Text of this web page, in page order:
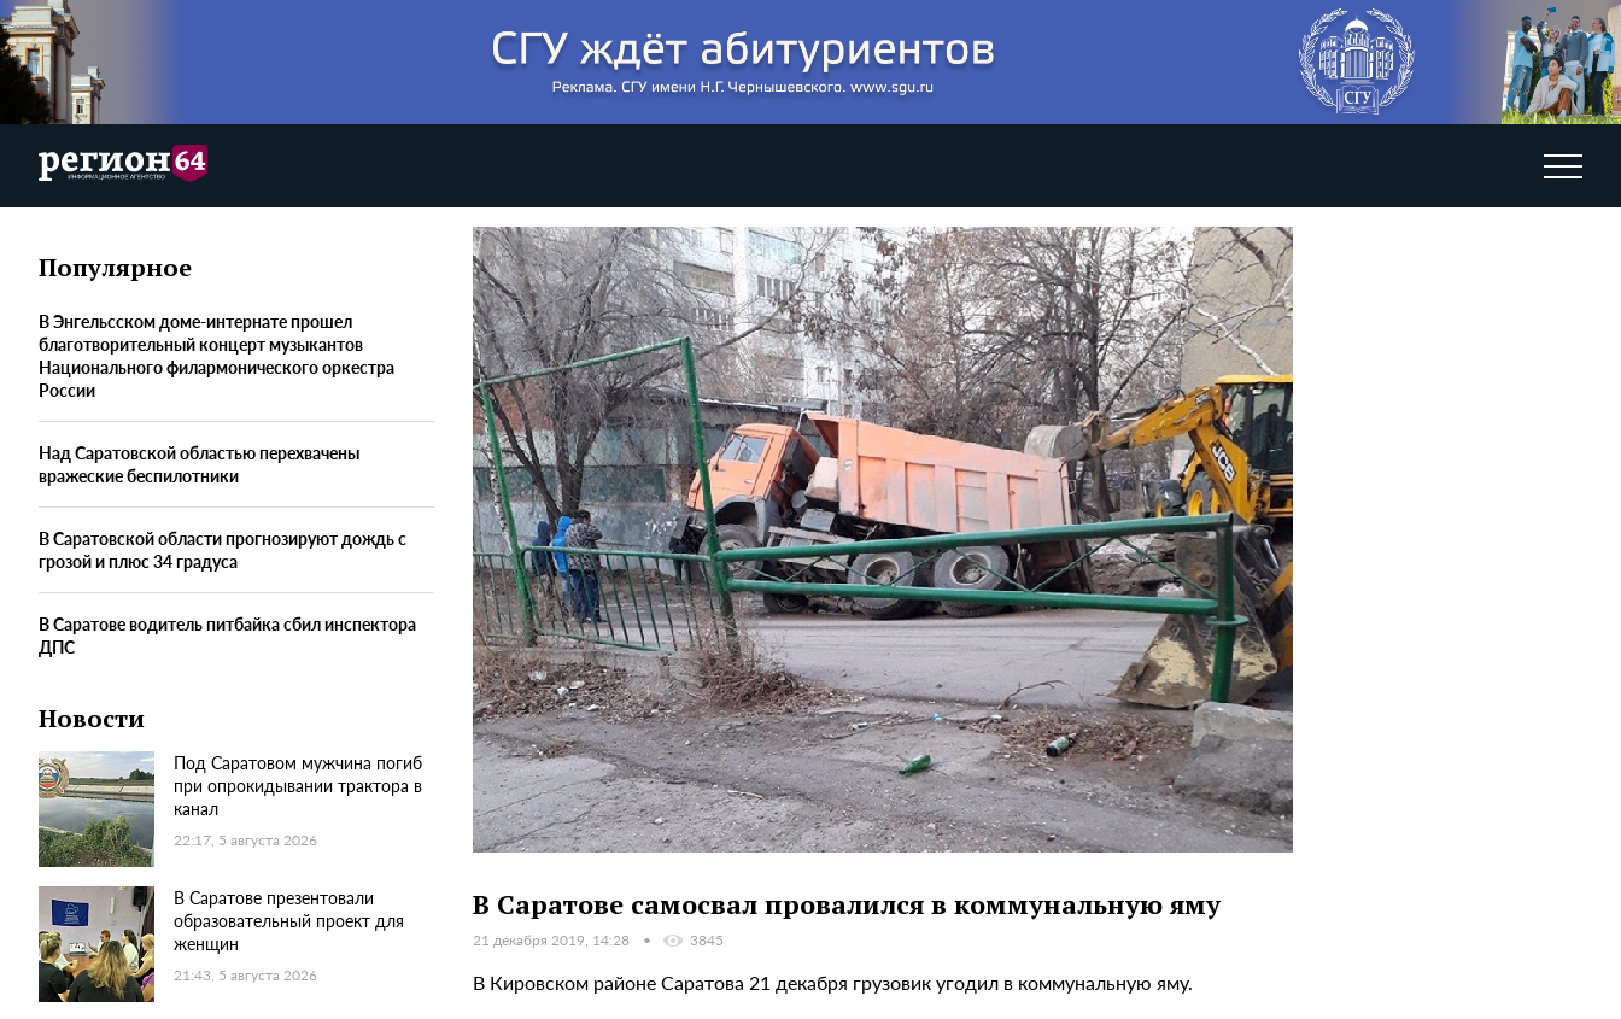
Популярное
В Энгельсском доме-интернате прошел
благотворительный концерт музыкантов
Национального филармонического оркестра
России
Над Саратовской областью перехвачены
вражеские беспилотники
В Саратовской области прогнозируют дождь с
грозой и плюс 34 градуса
В Саратове водитель питбайка сбил инспектора
ДПС
Новости
Под Саратовом мужчина погиб
при опрокидывании трактора в
канал
22:17, 5 августа 2026
В Саратове презентовали
образовательный проект для
женщин
21:43, 5 августа 2026
В Саратове самосвал провалился в коммунальную яму
21 декабря 2019, 14:28 3845
В Кировском районе Саратова 21 декабря грузовик угодил в коммунальную яму.